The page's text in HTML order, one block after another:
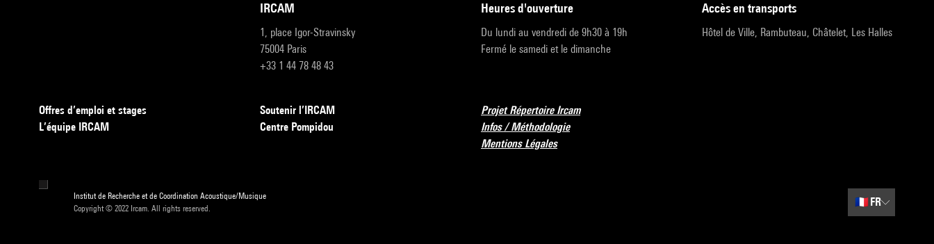
IRCAM
1, place Igor-Stravinsky
75004 Paris
+33 1 44 78 48 43
heures d'ouverture
Du lundi au vendredi de 9h30 à 19h
Fermé le samedi et le dimanche
accès en transports
Hôtel de Ville, Rambuteau, Châtelet, Les Halles
Offres d’emploi et stages
L’équipe IRCAM
Soutenir l’IRCAM
Centre Pompidou
Projet Répertoire Ircam
Infos / Méthodologie
Mentions Légales
Institut de Recherche et de Coordination Acoustique/Musique
Copyright © 2022 Ircam. All rights reserved.
🇫🇷 FR